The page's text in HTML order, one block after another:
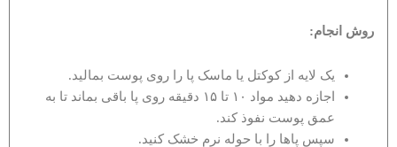
روش انجام:
یک لایه از کوکتل یا ماسک پا را روی پوست بمالید.
اجازه دهید مواد ۱۰ تا ۱۵ دقیقه روی پا باقی بماند تا به
عمق پوست نفوذ کند.
سپس پاها را با حوله نرم خشک کنید.